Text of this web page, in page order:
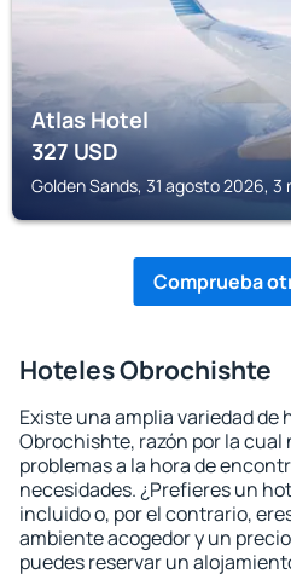
Atlas Hotel
327USD
Golden Sands, 31 agosto 2026, 3
Comprueba
Hoteles Obrochishte
Existe una amplia variedad de
Obrochishte, razón por la
problemas a la hora de
necesidades. ¿Prefieres un
incluido o, por el contrario,
ambiente acogedor y un
puedes reservar un